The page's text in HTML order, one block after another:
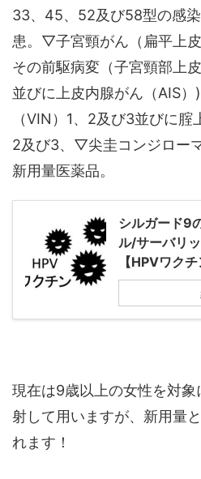
33、45、52及び58型の感
患。▽子宮頸がん（扁平上
その前駆病変（子宮頸部上
並びに上皮内腺がん（AIS
（VIN）1、2及び3並びに腟
2及び3、▽尖圭コンジロー
新用量医薬品。
シルガード9
ル/サーバリ
【HPVワクチ
現在は9歳以上の女性を対
射して用いますが、新用量
れます！